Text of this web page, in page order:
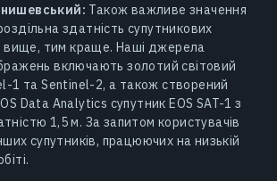
Також важливе значення
здатність супутникових
вище, тим краще. Наші джерела
включають золотий світовий
1 та Sentinel-2, а також створений
Data Analytics супутник EOS SAT-1 з
1,5 м. За запитом користувачів
супутників, працюючих на низькій